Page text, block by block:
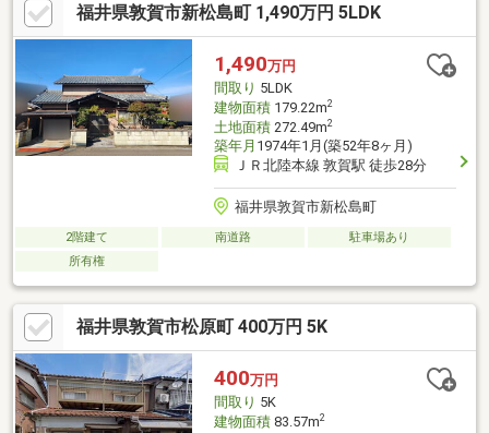
福井県敦賀市新松島町 1,490万円 5LDK
1,490万円
間取り 5LDK
建物面積179.22m2
土地面積272.49m2
築年月 1974年1月(築52年8ヶ月)
ＪＲ北陸本線 敦賀駅 徒歩28分
福井県敦賀市新松島町
2階建て 南道路
駐車場あり
所有権
福井県敦賀市松原町 400万円 5K
400万円
間取り 5K
建物面積83.57m2